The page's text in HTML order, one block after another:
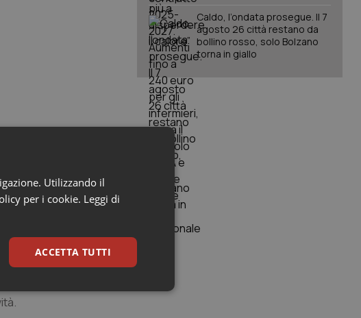
della loro
categorie.
dei datori di lavoro
Caldo, l’ondata prosegue. Il 7
agosto 26 città restano da
bollino rosso, solo Bolzano
torna in giallo
Utilizzando il
per i cookie. Leggi di
ACCETTA TUTTI
Marketing